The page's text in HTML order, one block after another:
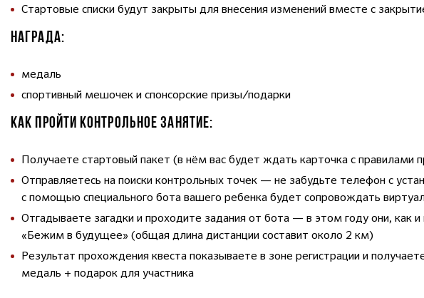
Стартовые списки будут закрыты для внесения изменений вместе с
НАГРАДА:
медаль
спортивный мешочек и спонсорские призы/подарки
КАК ПРОЙТИ КОНТРОЛЬНОЕ ЗАНЯТИЕ:
Получаете стартовый пакет (в нём вас будет ждать карточка с правилами
Отправляетесь на поиски контрольных точек — не забудьте телефон с
с помощью специального бота вашего ребенка будет сопровождать
Отгадываете загадки и проходите задания от бота — в этом году они, как
«Бежим в будущее» (общая длина дистанции составит около 2 км)
Результат прохождения квеста показываете в зоне регистрации и
медаль + подарок для участника